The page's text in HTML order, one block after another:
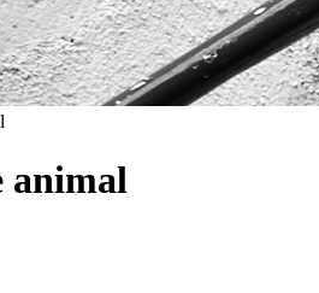
animal